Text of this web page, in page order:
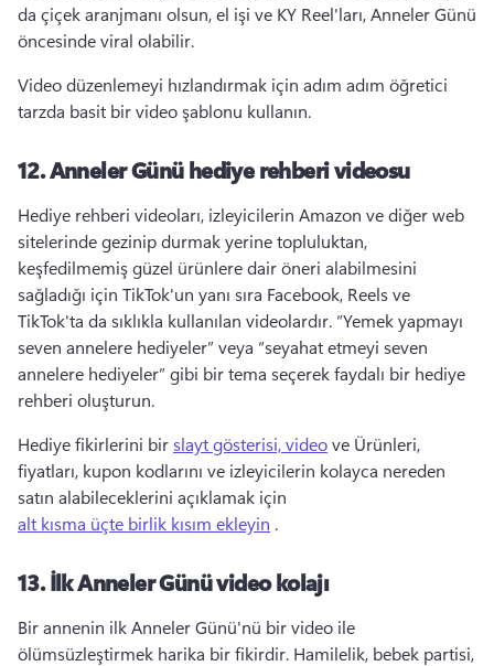
da çiçek aranjmanı olsun, el işi ve KY Reel'ları, Anneler Günü
öncesinde viral olabilir.
Video düzenlemeyi hızlandırmak için adım adım öğretici
tarzda basit bir video şablonu kullanın.
12.Anneler Günü hediye rehberi videosu
Hediye rehberi videoları, izleyicilerin Amazon ve diğer web
sitelerinde gezinip durmak yerine topluluktan,
keşfedilmemiş güzel ürünlere dair öneri alabilmesini
sağladığı için TikTok'un yanı sıra Facebook, Reels ve
TikTok'ta da sıklıkla kullanılan videolardır. “Yemek yapmayı
seven annelere hediyeler” veya “seyahat etmeyi seven
annelere hediyeler” gibi bir tema seçerek faydalı bir hediye
rehberi oluşturun.
Hediye fikirlerini bir slayt gösterisi, video ve Ürünleri,
fiyatları, kupon kodlarını ve izleyicilerin kolayca nereden
satın alabileceklerini açıklamak için
alt kısma üçte birlik kısım ekleyin .
13.İlk Anneler Günü video kolajı
Bir annenin ilk Anneler Günü'nü bir video ile
ölümsüzleştirmek harika bir fikirdir. Hamilelik, bebek partisi,